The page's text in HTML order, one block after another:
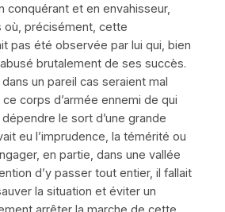
conquérant et en envahisseur,
précisément, cette
pas été observée par lui qui, bien
brutalement de ses succès.
un pareil cas seraient mal
corps d’armée ennemi de qui
le sort d’une grande
eu l’imprudence, la témérité ou
en partie, dans une vallée
d’y passer tout entier, il fallait
la situation et éviter un